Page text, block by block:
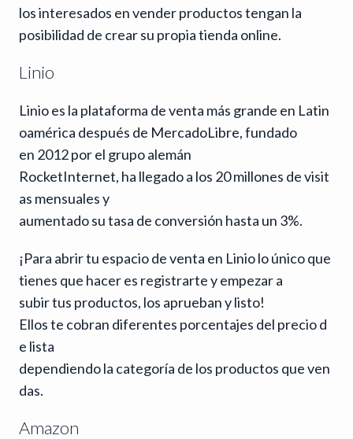
los interesados en vender productos tengan la
posibilidad de crear su propia tienda online.
Linio
Linio es la plataforma de venta más grande en Latin
oamérica después de MercadoLibre, fundado
en 2012 por el grupo alemán
RocketInternet, ha llegado a los 20 millones de visit
as mensuales y
aumentado su tasa de conversión hasta un 3%.
¡Para abrir tu espacio de venta en Linio lo único que
tienes que hacer es registrarte y empezar a
subir tus productos, los aprueban y listo!
Ellos te cobran diferentes porcentajes del precio d
e lista
dependiendo la categoría de los productos que ven
das.
Amazon